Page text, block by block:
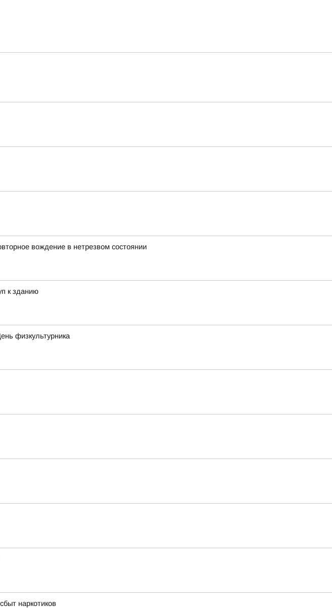
вождение в нетрезвом состоянии
к зданию
физкультурника
наркотиков